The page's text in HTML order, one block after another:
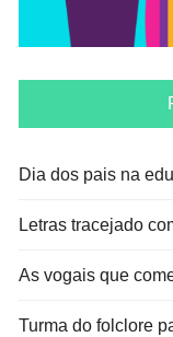
Dia dos pais na
Letras tracejado
As vogais que
Turma do folclore